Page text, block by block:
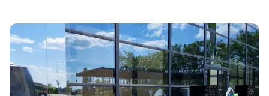
России» (ЦИПР).